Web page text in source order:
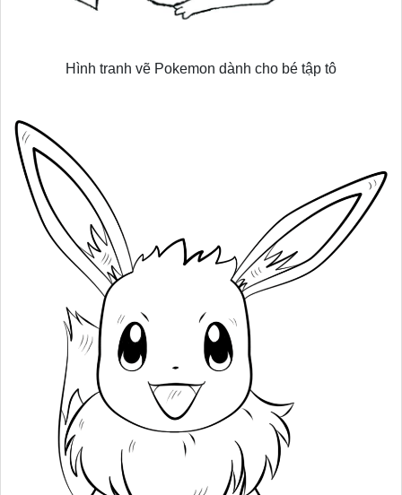
Hình tranh vẽ Pokemon dành cho bé tập tô